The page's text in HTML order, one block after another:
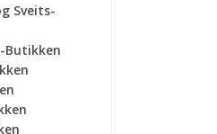
Sveits-
Butikken